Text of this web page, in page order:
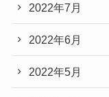
2022年7月
2022年6月
2022年5月